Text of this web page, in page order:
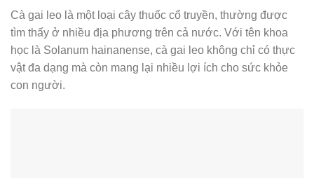
Cà gai leo là một loại cây thuốc cổ truyền, thường được
tìm thấy ở nhiều địa phương trên cả nước. Với tên khoa
học là Solanum hainanense, cà gai leo không chỉ có thực
vật đa dạng mà còn mang lại nhiều lợi ích cho sức khỏe
con người.